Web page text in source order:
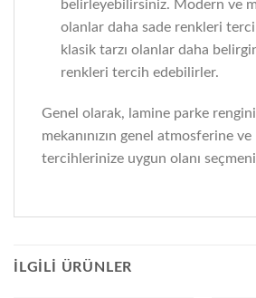
belirleyebilirsiniz. Modern ve
olanlar daha sade renkleri
klasik tarzı olanlar daha
renkleri tercih edebilirler.
Genel olarak, lamine parke
mekanınızın genel atmosferine ve
tercihlerinize uygun olanı
İLGILI ÜRÜNLER